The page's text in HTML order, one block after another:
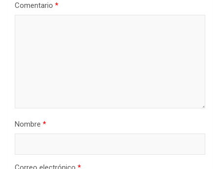
Comentario *
Nombre *